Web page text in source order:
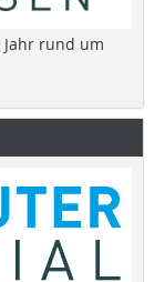
rund um